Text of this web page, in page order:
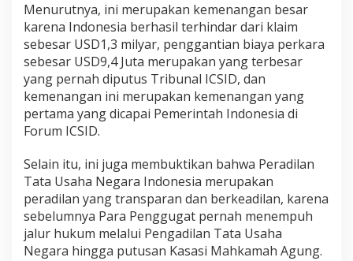
Menurutnya, ini merupakan kemenangan besar
karena Indonesia berhasil terhindar dari klaim
sebesar USD1,3 milyar, penggantian biaya perkara
sebesar USD9,4 Juta merupakan yang terbesar
yang pernah diputus Tribunal ICSID, dan
kemenangan ini merupakan kemenangan yang
pertama yang dicapai Pemerintah Indonesia di
Forum ICSID.
Selain itu, ini juga membuktikan bahwa Peradilan
Tata Usaha Negara Indonesia merupakan
peradilan yang transparan dan berkeadilan, karena
sebelumnya Para Penggugat pernah menempuh
jalur hukum melalui Pengadilan Tata Usaha
Negara hingga putusan Kasasi Mahkamah Agung.